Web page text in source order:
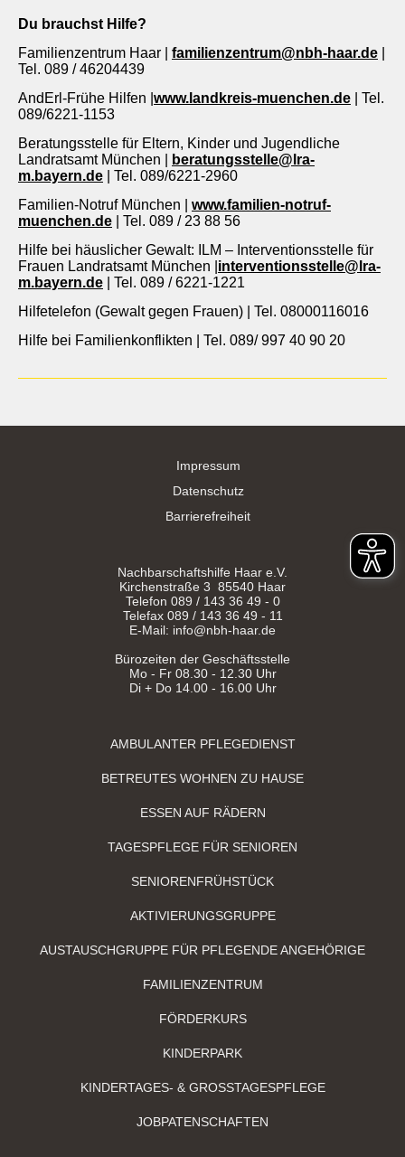
Du brauchst Hilfe?
Familienzentrum Haar |
familienzentrum@nbh-haar.de
Tel. 089 / 46204439
AndErl-Frühe Hilfen | www.landkreis-muenchen.de | Tel.
089/6221-1153
Beratungsstelle für Eltern, Kinder und Jugendliche
Landratsamt München |
beratungsstelle@lra-
m.bayern.de | Tel. 089/6221-2960
Familien-Notruf München | www.familien-notruf-
muenchen.de | Tel. 089 / 23 88 56
Hilfe bei häuslicher Gewalt: ILM – Interventionsstelle für
Frauen Landratsamt München | interventionsstelle@lra-
m.bayern.de | Tel. 089 / 6221-1221
Hilfetelefon (Gewalt gegen Frauen) | Tel. 08000116016
Hilfe bei Familienkonflikten | Tel. 089/ 997 40 90 20
Impressum
Datenschutz
Barrierefreiheit
Nachbarschaftshilfe Haar e.V.
Kirchenstraße 3 85540 Haar
Telefon 089 / 143 36 49 - 0
Telefax 089 / 143 36 49 - 11
E-Mail: info@nbh-haar.de
Bürozeiten der Geschäftsstelle
Mo - Fr 08.30 - 12.30 Uhr
Di + Do 14.00 - 16.00 Uhr
AMBULANTER PFLEGEDIENST
BETREUTES WOHNEN ZU HAUSE
ESSEN AUF RÄDERN
TAGESPFLEGE FÜR SENIOREN
SENIORENFRÜHSTÜCK
AKTIVIERUNGSGRUPPE
AUSTAUSCHGRUPPE FÜR PFLEGENDE ANGEHÖRIGE
FAMILIENZENTRUM
FÖRDERKURS
KINDERPARK
KINDERTAGES- & GROSSTAGESPFLEGE
JOBPATENSCHAFTEN